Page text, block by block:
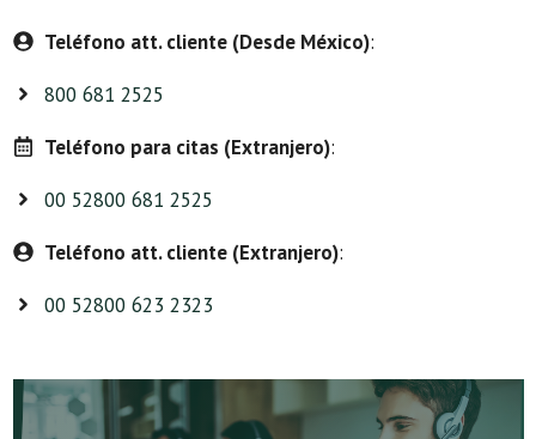
Teléfono att. cliente (Desde México):
800 681 2525
Teléfono para citas (Extranjero):
00 52800 681 2525
Teléfono att. cliente (Extranjero):
00 52800 623 2323